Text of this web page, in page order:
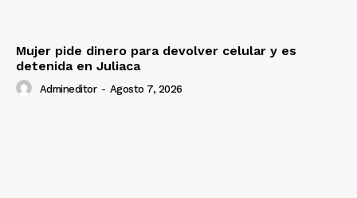
Mujer pide dinero para devolver celular y es
detenida en Juliaca
Admineditor - Agosto 7, 2026